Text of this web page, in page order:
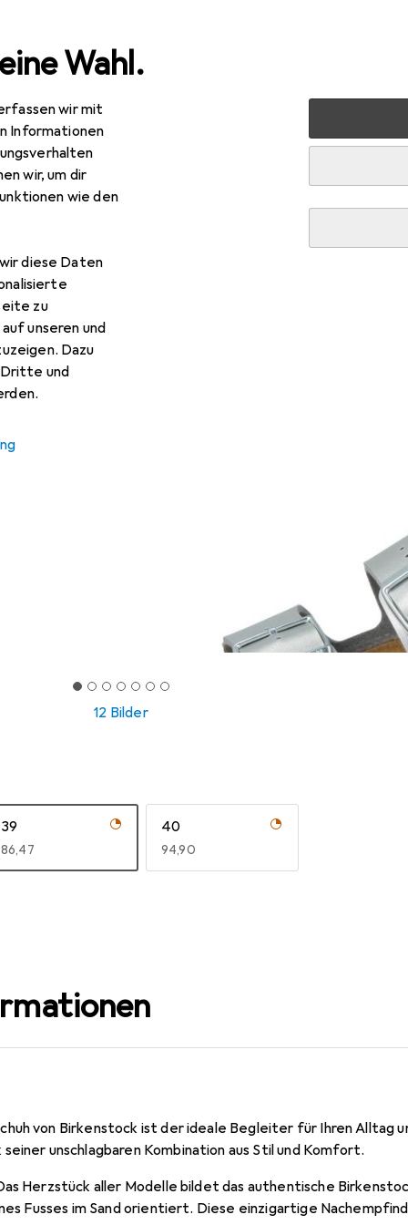
Wahl.
wir mit
Informationen
wir, um dir
wie den
diese Daten
zu
unseren und
Dazu
und
Alles in Mode Birkenstock
12 Bilder
39
EUR
86,47
40
EUR
94,90
von Birkenstock ist der ideale Begleiter für Ihren Alltag
unschlagbaren Kombination aus Stil und Komfort.
Herzstück aller Modelle bildet das authentische
Fusses im Sand orientiert. Diese einzigartige